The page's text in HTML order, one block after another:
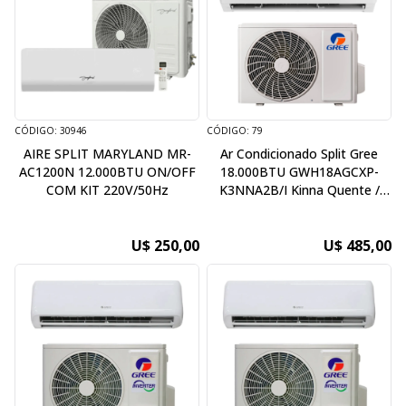
CÓDIGO: 30946
AIRE SPLIT MARYLAND MR-
AC1200N 12.000BTU ON/OFF
COM KIT 220V/50Hz
U$ 250,00
CÓDIGO: 79
Ar Condicionado Split Gree
18.000BTU GWH18AGCXP-
K3NNA2B/I Kinna Quente /
U$ 485,00